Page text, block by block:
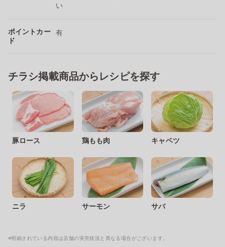
い
ポイントカー
ド
有
チラシ掲載商品からレシピを探す
豚ロース 鶏もも肉 キャベツ
ニラ サーモン サバ
※明細されている内容は店舗の実売状況と異なる場合がございます。